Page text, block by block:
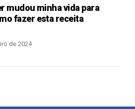
mudou minha vida para
fazer esta receita
de 2024